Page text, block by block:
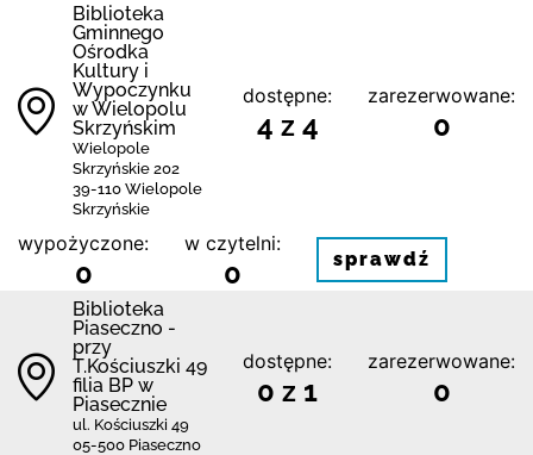
Biblioteka
Gminnego
Ośrodka
Kultury i
Wypoczynku
w Wielopolu
Skrzyńskim
Wielopole
Skrzyńskie 202
39-110 Wielopole
Skrzyńskie
dostępne:
4 z 4
zarezerwowane:
0
wypożyczone:
0
w czytelni:
0 sprawdź
Biblioteka
Piaseczno -
przy
T.Kościuszki 49
filia BP w
Piasecznie
ul. Kościuszki 49
05-500 Piaseczno
dostępne:
0 z 1
zarezerwowane:
0